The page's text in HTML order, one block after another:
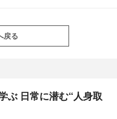
戻る
ぶ 日常に潜む“人身取